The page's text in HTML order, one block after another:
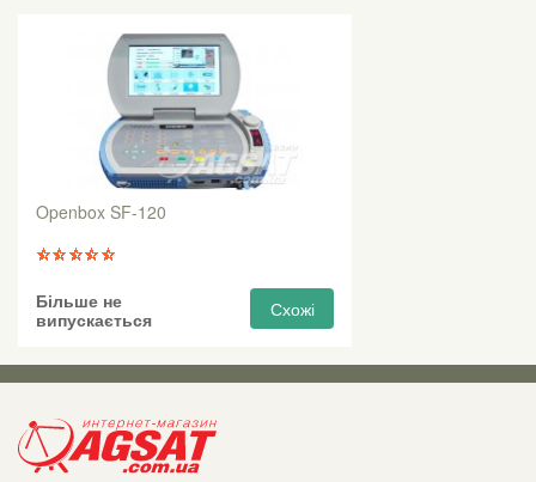
Openbox SF-120
Більше не
випускається
Схожі